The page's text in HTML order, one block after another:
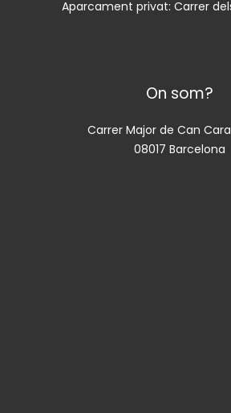
Aparcament privat: Carrer
On som?
Carrer Major de Can
08017 Barcelona